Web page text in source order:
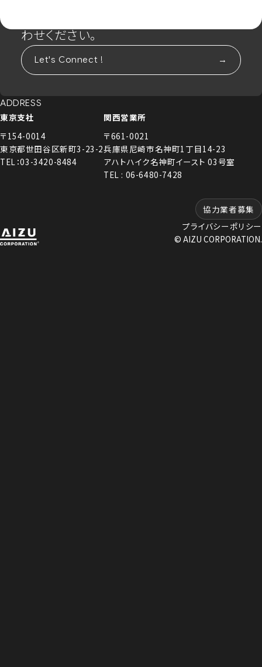
わせください。
Let's Connect !
ADDRESS
東京支社
〒154-0014
東京都世田谷区新町3-23-2
TEL：03-3420-8484
関西営業所
〒661-0021
兵庫県尼崎市名神町1丁目14-23
アハトハイク名神町イースト 03号室
TEL : 06-6480-7428
協力業者募集
プライバシーポリシー
© AIZU CORPORATION.